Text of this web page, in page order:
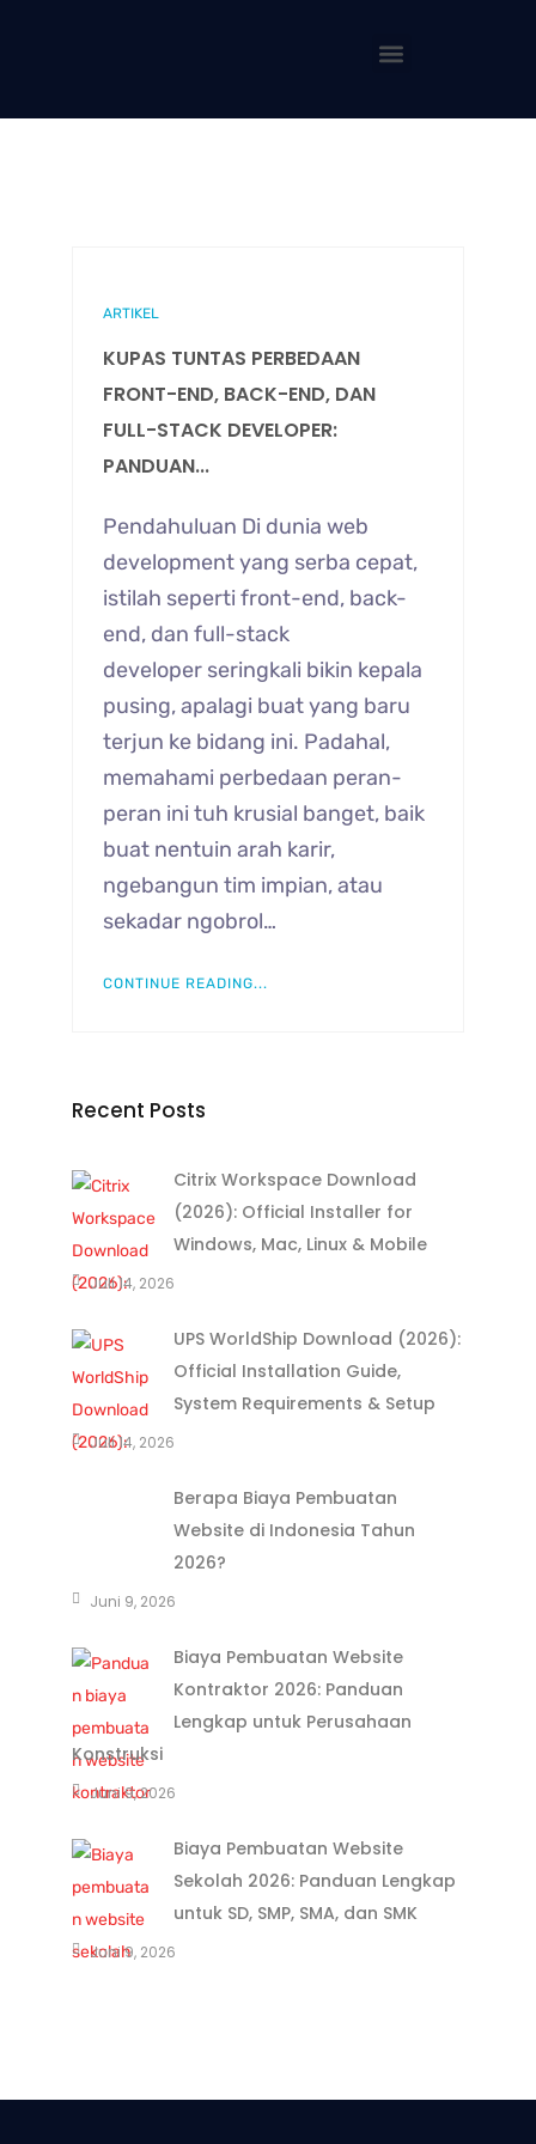
ARTIKEL
KUPAS TUNTAS PERBEDAAN
FRONT-END, BACK-END, DAN
FULL-STACK DEVELOPER:
PANDUAN...
Pendahuluan Di dunia web
development yang serba cepat,
istilah seperti front-end, back-
end, dan full-stack
developer seringkali bikin kepala
pusing, apalagi buat yang baru
terjun ke bidang ini. Padahal,
memahami perbedaan peran-
peran ini tuh krusial banget, baik
buat nentuin arah karir,
ngebangun tim impian, atau
sekadar ngobrol…
CONTINUE READING...
Recent Posts
Citrix Workspace Download
(2026): Official Installer for
Windows, Mac, Linux & Mobile
Juli 14, 2026
UPS WorldShip Download (2026):
Official Installation Guide,
System Requirements & Setup
Juli 14, 2026
Berapa Biaya Pembuatan
Website di Indonesia Tahun
2026?
Juni 9, 2026
Biaya Pembuatan Website
Kontraktor 2026: Panduan
Lengkap untuk Perusahaan
Konstruksi
Juni 9, 2026
Biaya Pembuatan Website
Sekolah 2026: Panduan Lengkap
untuk SD, SMP, SMA, dan SMK
Juni 9, 2026